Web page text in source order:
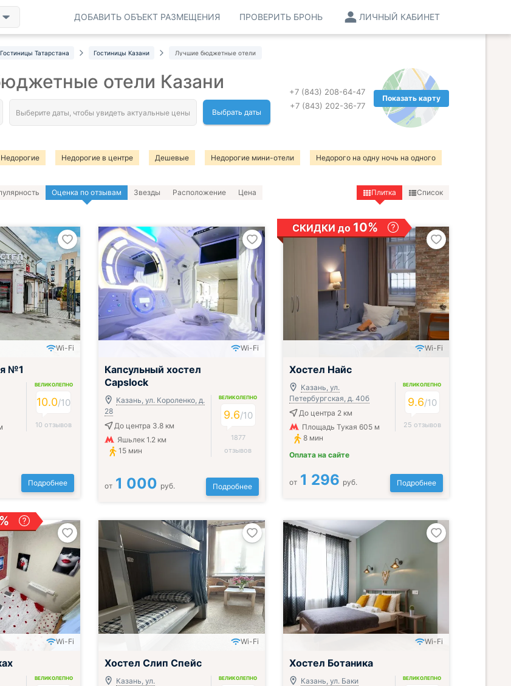
ЛИЧНЫЙ КАБИНЕТ
ПРОВЕРИТЬ БРОНЬ
ДОБАВИТЬ ОБЪЕКТ РАЗМЕЩЕНИЯ
Гостиницы Татарстана Гостиницы Казани Лучшие бюджетные отели
Показать карту
+7 (843) 208-64-47
+7 (843) 202-36-77
отели Казани
Выбрать даты
Недорогие Недорогие в центре Дешевые Недорогие мини-отели Недорого на одну ночь на одного
Оценка по отзывам Звезды Расположение Цена Плитка Список
Wi-Fi
№1
ВЕЛИКОЛЕПНО
10.0/10
10 отзывов
Подробнее
Wi-Fi
Капсульный хостел
Capslock
Казань, ул. Короленко, д.
28
До центра 3.8 км
Яшьлек 1.2 км
15 мин
ВЕЛИКОЛЕПНО
9.6/10
1877
отзывов
от 1 000 руб. Подробнее
СКИДКИ до 10%
Wi-Fi
Хостел Найс
Казань, ул.
Петербургская, д. 40б
До центра 2 км
Площадь Тукая 605 м
8 мин
Оплата на сайте
ВЕЛИКОЛЕПНО
9.6/10
25 отзывов
от 1 296 руб. Подробнее
Wi-Fi
ВЕЛИКОЛЕПНО
Wi-Fi
Хостел Слип Спейс
Казань, ул.
ВЕЛИКОЛЕПНО
Wi-Fi
Хостел Ботаника
Казань, ул. Баки
ВЕЛИКОЛЕПНО